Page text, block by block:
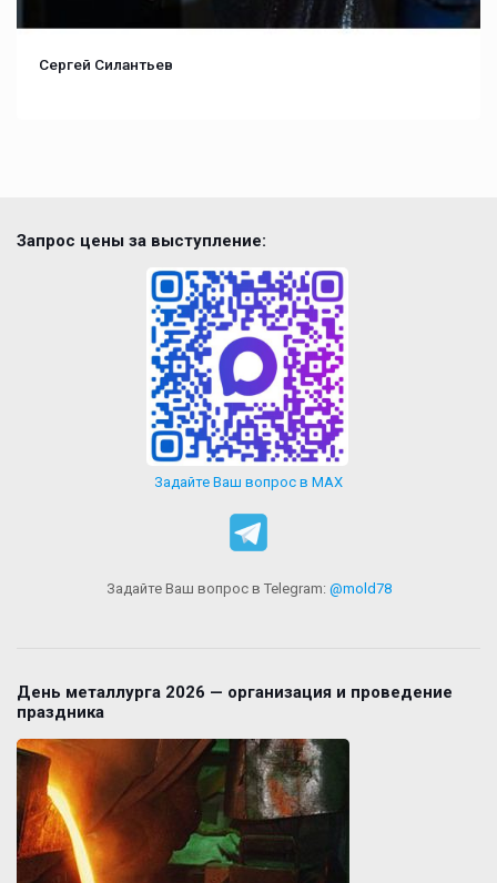
Сергей Силантьев
Запрос цены за выступление:
Задайте Ваш вопрос в MAX
Задайте Ваш вопрос в Telegram: @mold78
День металлурга 2026 — организация и проведение
праздника